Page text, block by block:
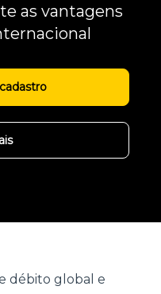
as vantagens
débito global e